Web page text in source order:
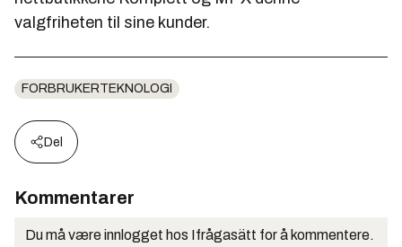
valgfriheten til sine kunder.
FORBRUKERTEKNOLOGI
Del
Kommentarer
Du må være innlogget hos Ifrågasätt for å kommentere.